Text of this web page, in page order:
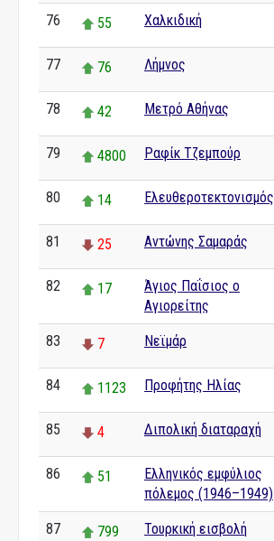
76 55 Χαλκιδική
77 76 Λήμνος
78 42 Μετρό Αθήνας
79 4800 Ραφίκ Τζεμπούρ
80 14 Ελευθεροτεκτονισμός
81 25 Αντώνης Σαμαράς
82 17
Άγιος Παΐσιος ο
Αγιορείτης
83 7 Νεϊμάρ
84 1123 Προφήτης Ηλίας
85 4 Διπολική διαταραχή
86 51
Ελληνικός εμφύλιος
πόλεμος (1946–1949)
87 799
Τουρκική εισβολή